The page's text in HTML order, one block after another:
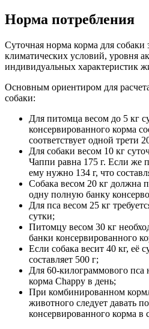
Норма потребления
Суточная норма корма для собаки
климатических условий, уровня
индивидуальных характеристик
Основным ориентиром для
собаки:
Для питомца весом до 5 кг
консервированного корма
соответствует одной трети
Для собаки весом 10 кг
Чаппи равна 175 г. Если же
ему нужно 134 г, что
Собака весом 20 кг должна
одну полную банку
Для пса весом 25 кг
сутки;
Питомцу весом 30 кг
банки консервированного
Если собака весит 40 кг, её
составляет 500 г;
Для 60-килограммового пса
корма Chappy в день;
При комбинированном
животного следует давать
консервированного корма в